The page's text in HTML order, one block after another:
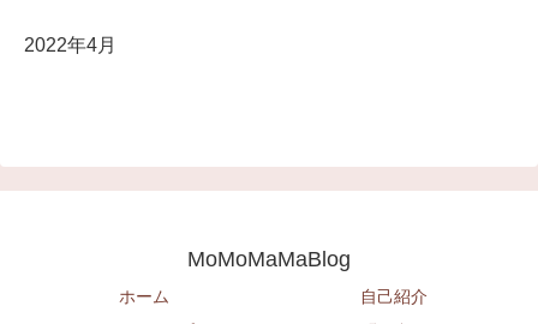
2022年4月
MoMoMaMaBlog
ホーム
自己紹介